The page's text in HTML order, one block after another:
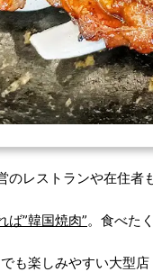
レストランや在住者
ば”韓国焼肉”。食べた
も楽しみやすい大型店